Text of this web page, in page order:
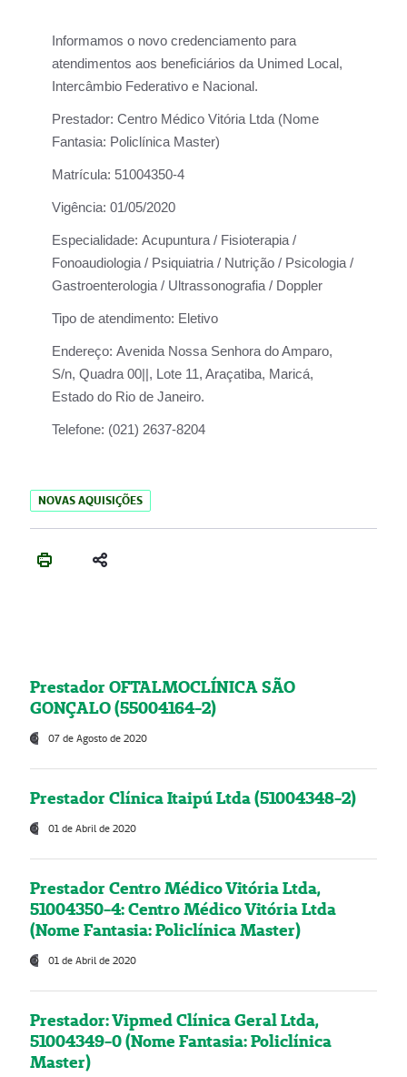
Informamos o novo credenciamento para
atendimentos aos beneficiários da Unimed Local,
Intercâmbio Federativo e Nacional.
Prestador: Centro Médico Vitória Ltda (Nome
Fantasia: Policlínica Master)
Matrícula: 51004350-4
Vigência: 01/05/2020
Especialidade: Acupuntura / Fisioterapia /
Fonoaudiologia / Psiquiatria / Nutrição / Psicologia /
Gastroenterologia / Ultrassonografia / Doppler
Tipo de atendimento: Eletivo
Endereço: Avenida Nossa Senhora do Amparo,
S/n, Quadra 00||, Lote 11, Araçatiba, Maricá,
Estado do Rio de Janeiro.
Telefone: (021) 2637-8204
NOVAS AQUISIÇÕES
Prestador OFTALMOCLÍNICA SÃO
GONÇALO (55004164-2)
07 de Agosto de 2020
Prestador Clínica Itaipú Ltda (51004348-2)
01 de Abril de 2020
Prestador Centro Médico Vitória Ltda,
51004350-4: Centro Médico Vitória Ltda
(Nome Fantasia: Policlínica Master)
01 de Abril de 2020
Prestador: Vipmed Clínica Geral Ltda,
51004349-0 (Nome Fantasia: Policlínica
Master)